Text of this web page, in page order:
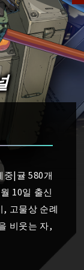
|귤 580개
10일 출신
고물상 순례
비웃는 자,